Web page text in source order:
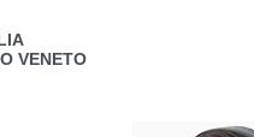
VENETO